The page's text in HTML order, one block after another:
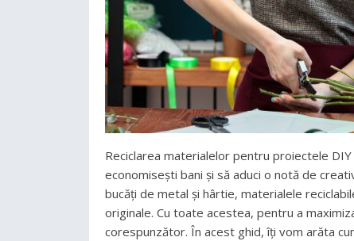
Reciclarea materialelor pentru proiectele
economisești bani și să aduci o notă de
bucăți de metal și hârtie, materialele
originale. Cu toate acestea, pentru a
corespunzător. În acest ghid, îți vom arăta